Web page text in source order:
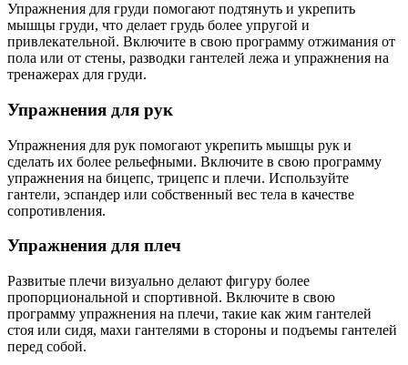
Упражнения для груди помогают подтянуть и укрепить
мышцы груди, что делает грудь более упругой и
привлекательной. Включите в свою программу отжимания от
пола или от стены, разводки гантелей лежа и упражнения на
тренажерах для груди.
Упражнения для рук
Упражнения для рук помогают укрепить мышцы рук и
сделать их более рельефными. Включите в свою программу
упражнения на бицепс, трицепс и плечи. Используйте
гантели, эспандер или собственный вес тела в качестве
сопротивления.
Упражнения для плеч
Развитые плечи визуально делают фигуру более
пропорциональной и спортивной. Включите в свою
программу упражнения на плечи, такие как жим гантелей
стоя или сидя, махи гантелями в стороны и подъемы гантелей
перед собой.